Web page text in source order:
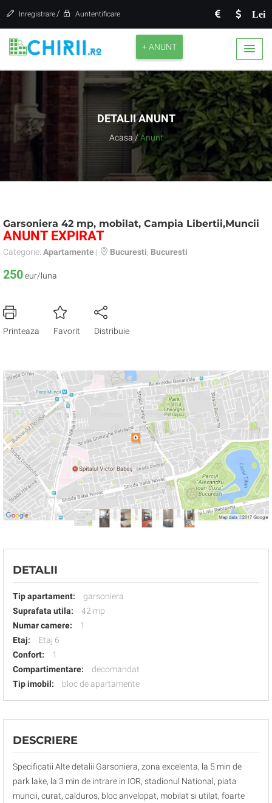
Lei
Inregistrare / Auntentificare
+ ANUNT
DETALII ANUNT
Acasa / Anunt
Garsoniera 42 mp, mobilat, Campia Libertii,Muncii
ANUNT EXPIRAT
Categorie: Apartamente | Bucuresti Bucuresti
250eur/luna
Printeaza Favorit Distribuie
DETALII
Tip apartament:
garsoniera
Suprafata utila:
42 mp
Numar camere:
1
Etaj:
Etaj 6
Confort:
1
Compartimentare:
decomandat
Tip imobil:
bloc de apartamente
DESCRIERE
Specificatii Alte detalii Garsoniera, zona excelenta, la 5 min de
park lake, la 3 min de intrare in IOR, stadionul National, piata
muncii, curat, calduros, bloc anvelopat, mobilat si utilat, foarte